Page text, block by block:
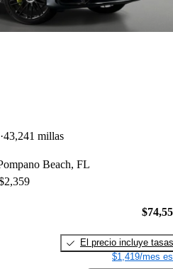
43,241 millas
Beach, FL
El precio incluye tasas
$1,419/mes